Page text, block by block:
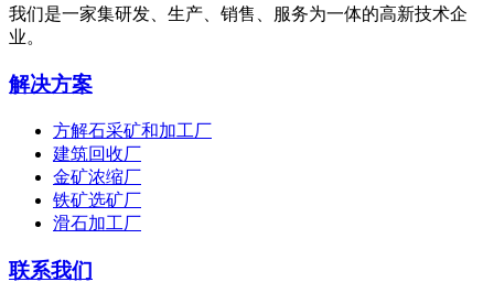
我们是一家集研发、生产、销售、服务为一体的高新技术企
业。
解决方案
方解石采矿和加工厂
建筑回收厂
金矿浓缩厂
铁矿选矿厂
滑石加工厂
联系我们